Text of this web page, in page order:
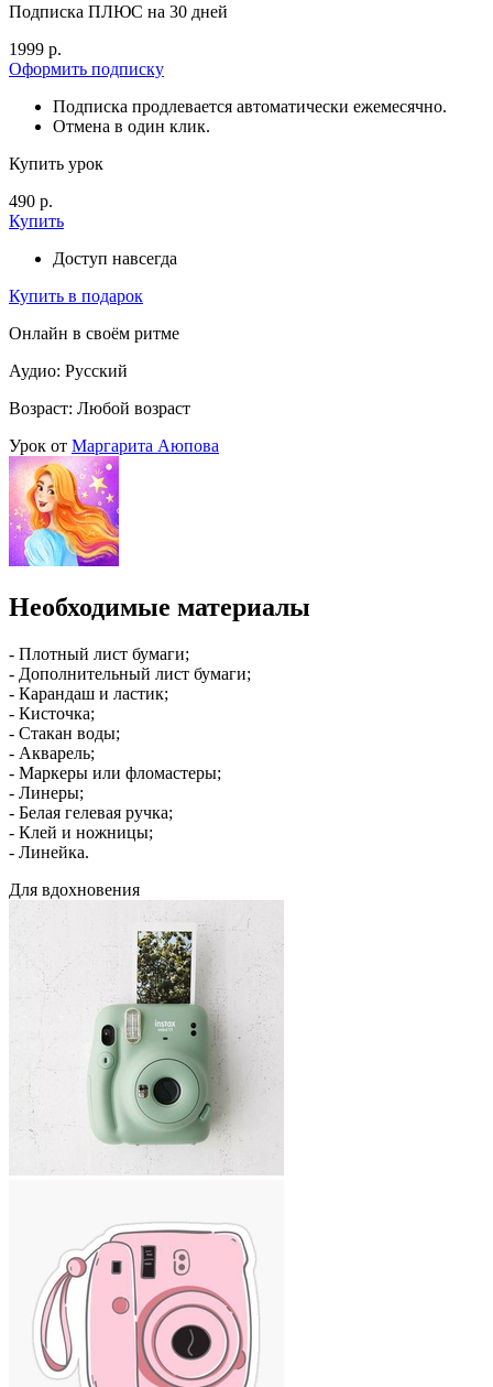
Подписка ПЛЮС на 30 дней
1999 р.
Оформить подписку
Подписка продлевается автоматически ежемесячно.
Отмена в один клик.
Купить урок
490 р.
Купить
Доступ навсегда
Купить в подарок
Онлайн в своём ритме
Аудио: Русский
Возраст: Любой возраст
Урок от Маргарита Аюпова
Необходимые материалы
- Плотный лист бумаги;
- Дополнительный лист бумаги;
- Карандаш и ластик;
- Кисточка;
- Стакан воды;
- Акварель;
- Маркеры или фломастеры;
- Линеры;
- Белая гелевая ручка;
- Клей и ножницы;
- Линейка.
Для вдохновения